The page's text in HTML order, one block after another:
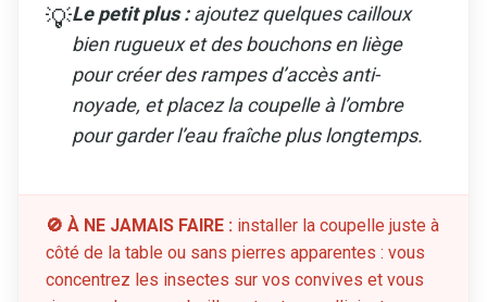
💡Le petit plus :ajoutez quelques cailloux
bien rugueux et des bouchons en liège
pour créer des rampes d’accès anti-
noyade, et placez la coupelle à l’ombre
pour garder l’eau fraîche plus longtemps.
🚫 À NE JAMAIS FAIRE : installer la coupelle juste à
côté de la table ou sans pierres apparentes : vous
concentrez les insectes sur vos convives et vous